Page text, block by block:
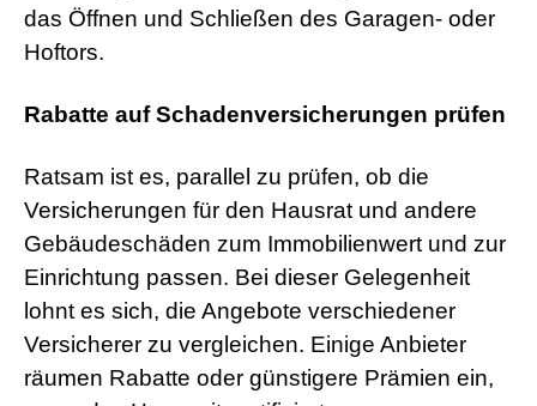
das Öffnen und Schließen des Garagen- oder
Hoftors.
Rabatte auf Schadenversicherungen prüfen
Ratsam ist es, parallel zu prüfen, ob die
Versicherungen für den Hausrat und andere
Gebäudeschäden zum Immobilienwert und zur
Einrichtung passen. Bei dieser Gelegenheit
lohnt es sich, die Angebote verschiedener
Versicherer zu vergleichen. Einige Anbieter
räumen Rabatte oder günstigere Prämien ein,